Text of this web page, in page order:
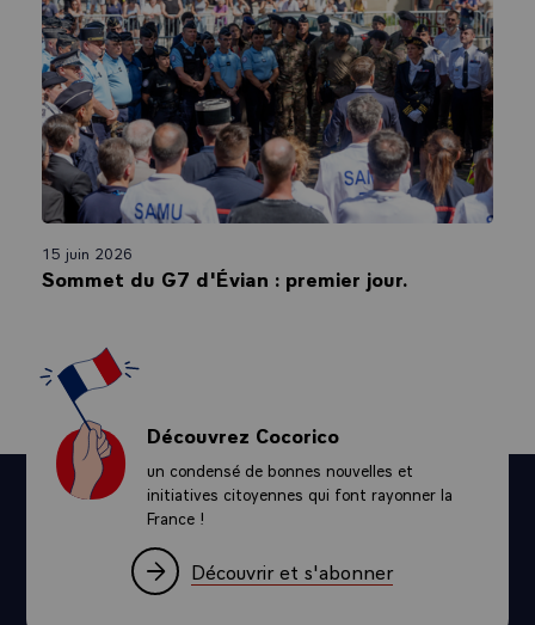
15 juin 2026
Sommet du G7 d'Évian : premier jour.
Découvrez Cocorico
un condensé de bonnes nouvelles et
initiatives citoyennes qui font rayonner la
France !
Découvrir et s'abonner